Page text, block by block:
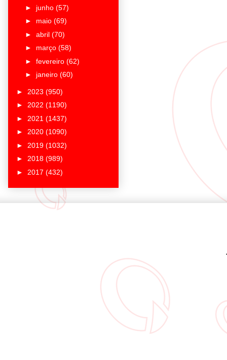
► junho (57)
► maio (69)
► abril (70)
► março (58)
► fevereiro (62)
► janeiro (60)
► 2023 (950)
► 2022 (1190)
► 2021 (1437)
► 2020 (1090)
► 2019 (1032)
► 2018 (989)
► 2017 (432)